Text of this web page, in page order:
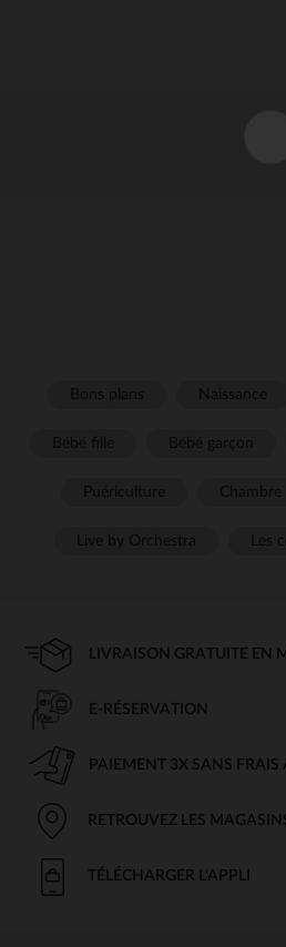
LIVRAISON GRATUITE EN
E-RÉSERVATION
PAIEMENT 3X SANS FRAIS
RETROUVEZ LES
TÉLÉCHARGER L'APPLI